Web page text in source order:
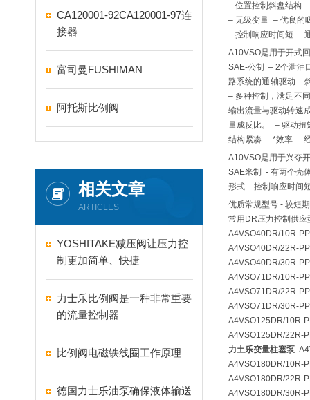
CA120001-92CA120001-97连
接器
富司曼FUSHIMAN
阿托斯比例阀
相关文章
ARTICLES
YOSHITAKE减压阀让压力控
制更加简单、快捷
力士乐比例阀是一种非常重要
的流量控制器
比例阀电磁铁线圈工作原理
德国力士乐油泵确保液体输送
– 位置控制斜盘结构
– 无级变量 – 优良的
– 控制响应时间短 –
A10VSO是用于开式
SAE-公制 – 2个泄油
路系统的通轴驱动 –
– 多种控制，满足不
输出流量与驱动转速
量成反比。 – 驱动扭
结构紧凑 – *效率 –
A10VSO是用于兴夺
SAE米制 - 有两个壳
形式 - 控制响应时间
优质常规型号 - 较短
常用DR压力控制供
A4VSO40DR/10R-
A4VSO40DR/22R-
A4VSO40DR/30R-
A4VSO71DR/10R-
A4VSO71DR/22R-
A4VSO71DR/30R-
A4VSO125DR/10R-
A4VSO125DR/22R-
力土乐变量柱塞泵
A4VSO180DR/10R-
A4VSO180DR/22R-
A4VSO180DR/30R-